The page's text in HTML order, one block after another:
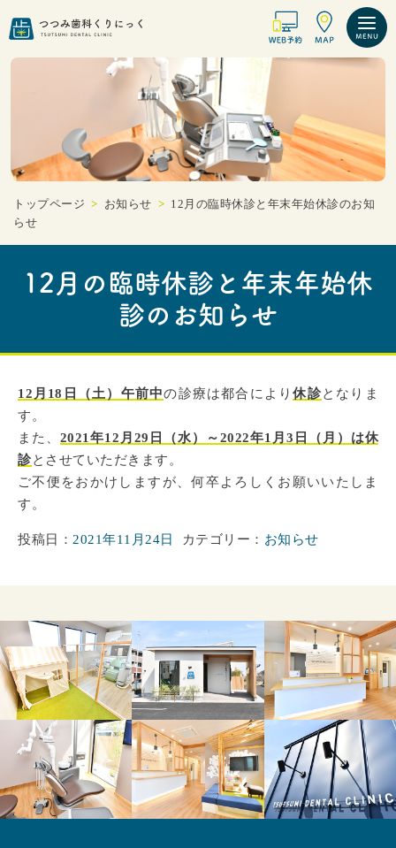
トップページ > お知らせ > 12月の臨時休診と年末年始休診のお知
らせ
12月の臨時休診と年末年始休
診のお知らせ
12月18日（土）午前中の診療は都合により休診となりま
す。
また、 2021年12月29日（水）～2022年1月3日（月）は休
診とさせていただきます。
ご不便をおかけしますが、何卒よろしくお願いいたしま
す。
投稿日： 2021年11月24日 カテゴリー： お知らせ